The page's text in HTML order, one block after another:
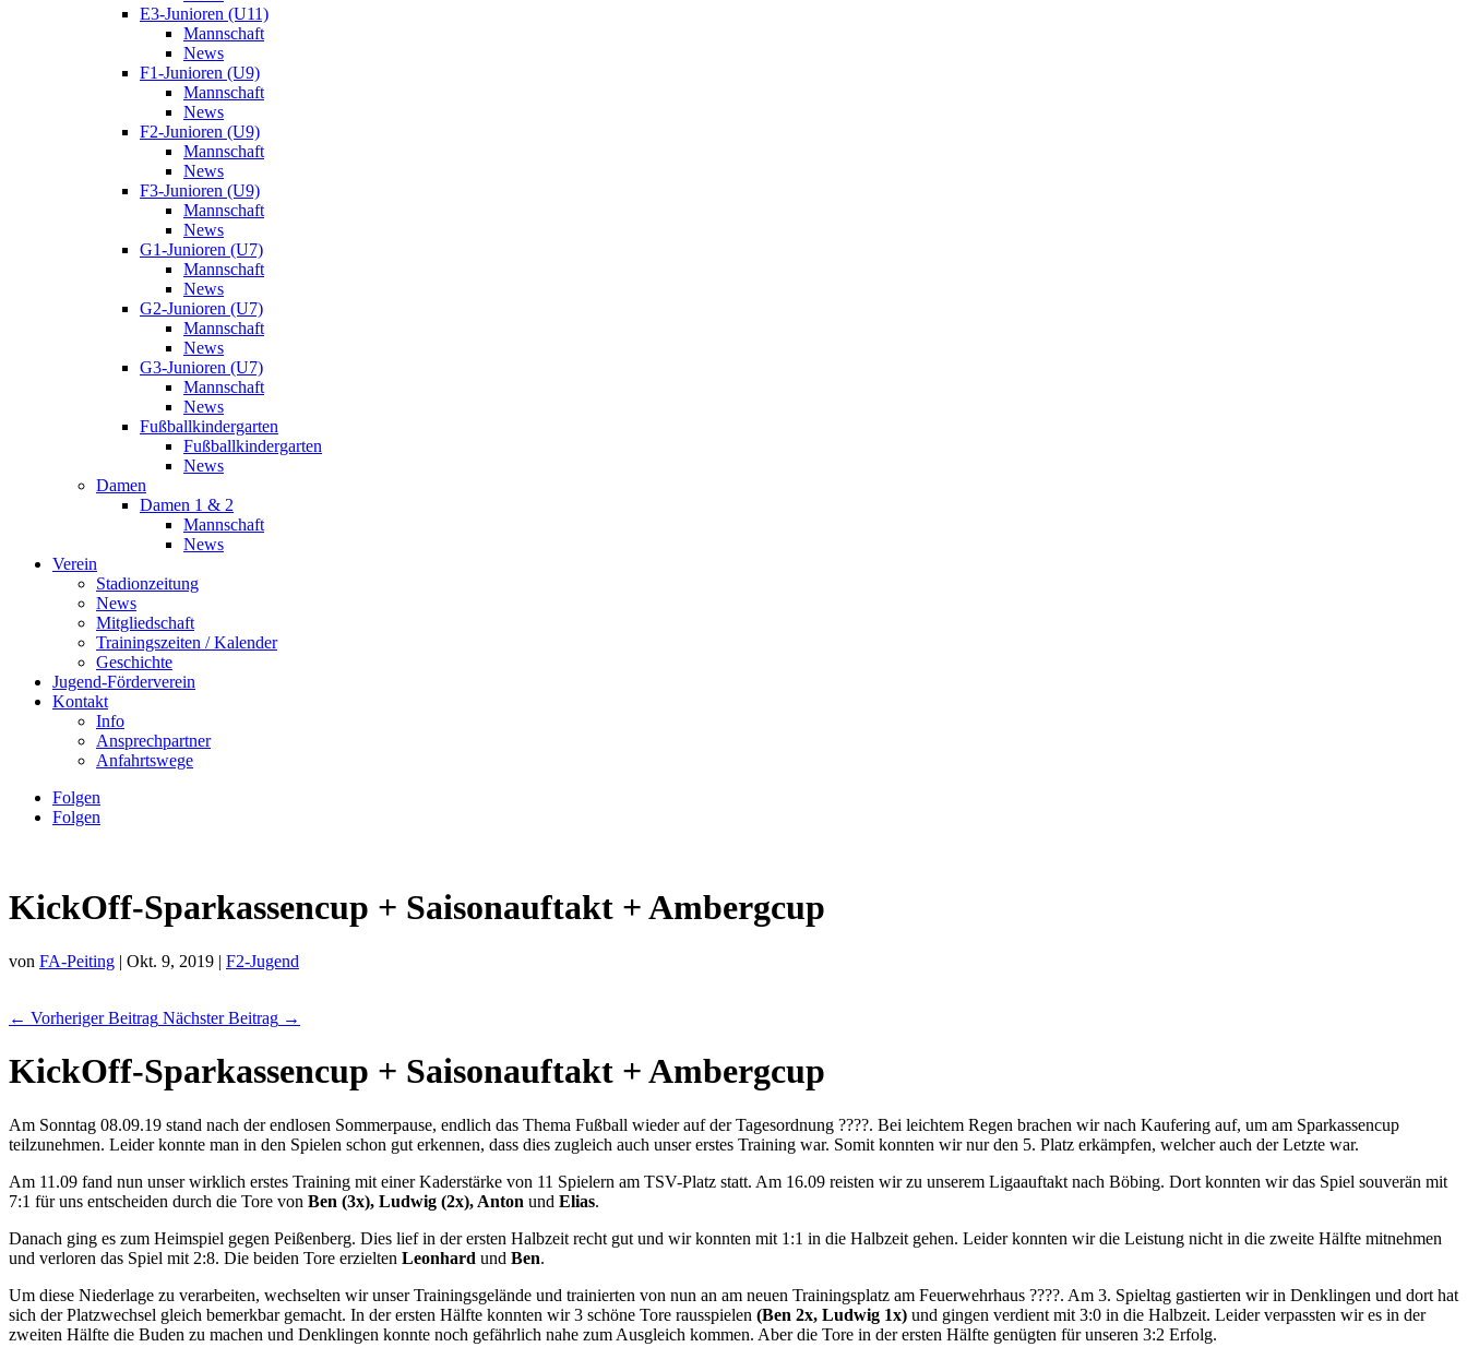
E3-Junioren (U11)
Mannschaft
News
F1-Junioren (U9)
Mannschaft
News
F2-Junioren (U9)
Mannschaft
News
F3-Junioren (U9)
Mannschaft
News
G1-Junioren (U7)
Mannschaft
News
G2-Junioren (U7)
Mannschaft
News
G3-Junioren (U7)
Mannschaft
News
Fußballkindergarten
Fußballkindergarten
News
Damen
Damen 1 & 2
Mannschaft
News
Verein
Stadionzeitung
News
Mitgliedschaft
Trainingszeiten / Kalender
Geschichte
Jugend-Förderverein
Kontakt
Info
Ansprechpartner
Anfahrtswege
Folgen
Folgen
KickOff-Sparkassencup + Saisonauftakt + Ambergcup
von FA-Peiting | Okt. 9, 2019 | F2-Jugend
← Vorheriger Beitrag Nächster Beitrag →
KickOff-Sparkassencup + Saisonauftakt + Ambergcup
Am Sonntag 08.09.19 stand nach der endlosen Sommerpause, endlich das Thema Fußball wieder auf der Tagesordnung ????. Bei leichtem Regen brachen wir nach Kaufering auf, um am Sparkassencup
teilzunehmen. Leider konnte man in den Spielen schon gut erkennen, dass dies zugleich auch unser erstes Training war. Somit konnten wir nur den 5. Platz erkämpfen, welcher auch der Letzte war.
Am 11.09 fand nun unser wirklich erstes Training mit einer Kaderstärke von 11 Spielern am TSV-Platz statt. Am 16.09 reisten wir zu unserem Ligaauftakt nach Böbing. Dort konnten wir das Spiel souverän mit
7:1 für uns entscheiden durch die Tore von Ben (3x), Ludwig (2x), Anton und Elias.
Danach ging es zum Heimspiel gegen Peißenberg. Dies lief in der ersten Halbzeit recht gut und wir konnten mit 1:1 in die Halbzeit gehen. Leider konnten wir die Leistung nicht in die zweite Hälfte mitnehmen
und verloren das Spiel mit 2:8. Die beiden Tore erzielten Leonhard und Ben.
Um diese Niederlage zu verarbeiten, wechselten wir unser Trainingsgelände und trainierten von nun an am neuen Trainingsplatz am Feuerwehrhaus ????. Am 3. Spieltag gastierten wir in Denklingen und dort hat
sich der Platzwechsel gleich bemerkbar gemacht. In der ersten Hälfte konnten wir 3 schöne Tore rausspielen (Ben 2x, Ludwig 1x) und gingen verdient mit 3:0 in die Halbzeit. Leider verpassten wir es in der
zweiten Hälfte die Buden zu machen und Denklingen konnte noch gefährlich nahe zum Ausgleich kommen. Aber die Tore in der ersten Hälfte genügten für unseren 3:2 Erfolg.